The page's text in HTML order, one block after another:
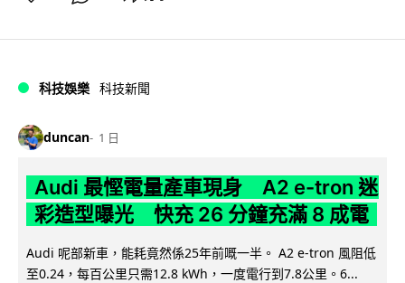
科技娛樂 科技新聞
duncan 1 日
Audi 最慳電量產車現身 A2 e-tron 迷
彩造型曝光 快充 26 分鐘充滿 8 成電
Audi 呢部新車，能耗竟然係25年前嘅一半。 A2 e-tron 風阻低
至0.24，每百公里只需12.8 kWh，一度電行到7.8公里。6...